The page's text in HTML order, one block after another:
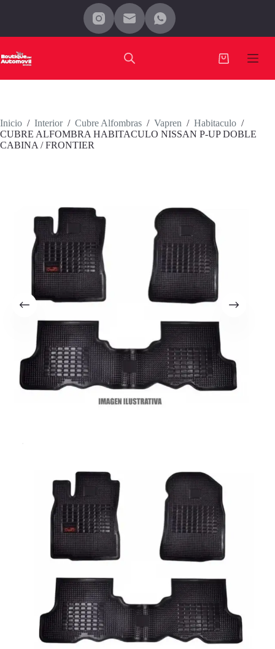
Carro
Inicio / Interior / Cubre Alfombras / Vapren / Habitaculo /
CUBRE ALFOMBRA HABITACULO NISSAN P-UP DOBLE
CABINA / FRONTIER